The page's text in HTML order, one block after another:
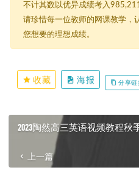
不计其数以优异成绩考入
请珍惜每一位教师的网课教学，
您想要的理想成绩。
收藏 海报 分享链
2023陶然高三英语视频教程秋
上一篇